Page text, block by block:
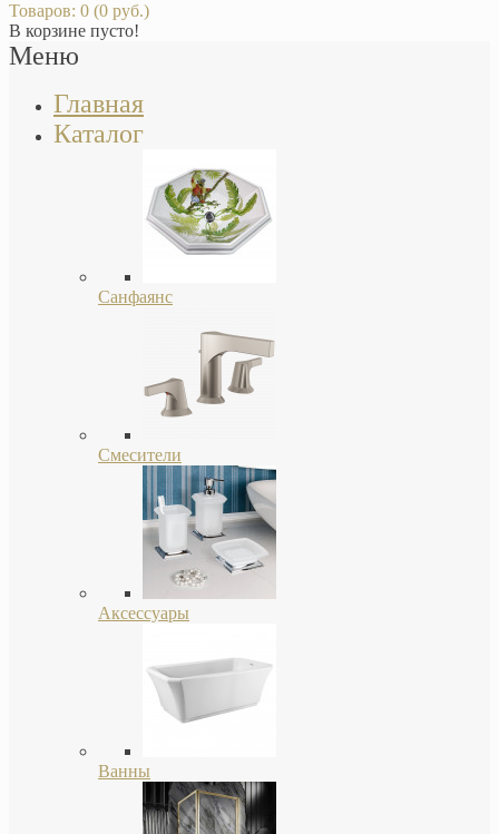
Товаров: 0 (0 руб.)
В корзине пусто!
Меню
Главная
Каталог
Санфаянс
Смесители
Аксессуары
Ванны